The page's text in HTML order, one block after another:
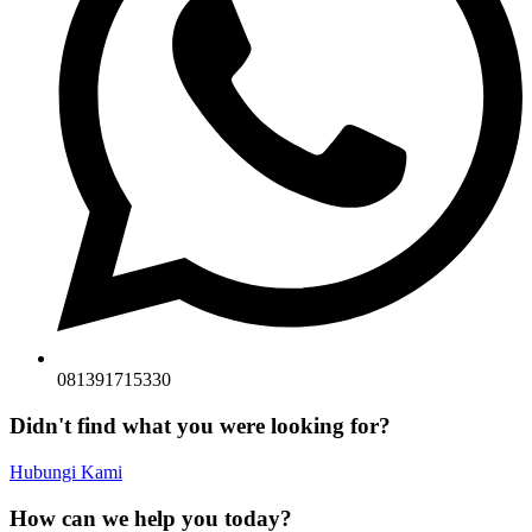
081391715330
Didn't find what you were looking for?
Hubungi Kami
How can we help you today?